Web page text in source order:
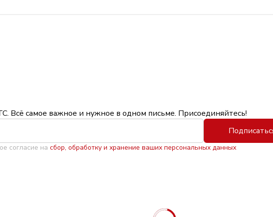
Всё самое важное и нужное в одном письме. Присоединяйтесь!
согласие на сбор, обработку и хранение ваших персональных данных